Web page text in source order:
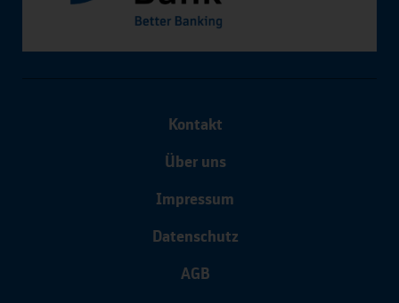
Kontakt
Über uns
Impressum
Datenschutz
AGB